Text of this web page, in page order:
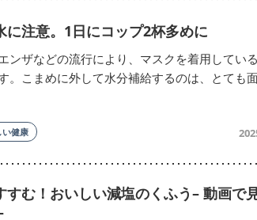
に注意。1日にコップ2杯多めに
ンザなどの流行により、マスクを着用してい
。こまめに外して水分補給するのは、とても
い健康
すむ！おいしい減塩のくふう– 動画で